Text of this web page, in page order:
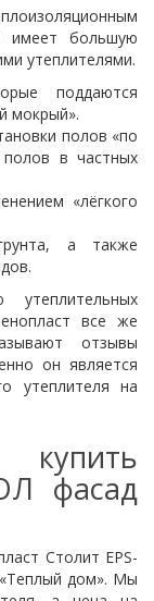
имеет большую
утеплителями.
поддаются
мокрый».
полов «по
в частных
«лёгкого
а также
все же
отзывы
он является
утеплителя на
фасад
Столит EPS-
дом». Мы